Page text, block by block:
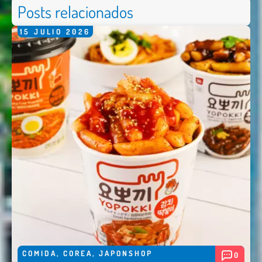
Posts relacionados
15 JULIO 2026
COMIDA, COREA, JAPONSHOP 0